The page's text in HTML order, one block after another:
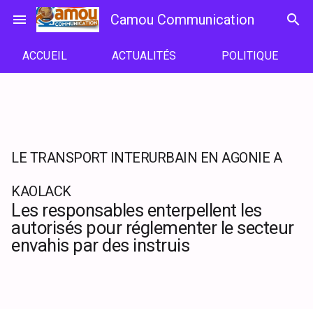
menu Camou Communication search
ACCUEIL ACTUALITÉS POLITIQUE
LE TRANSPORT INTERURBAIN EN AGONIE A
KAOLACK
Les responsables enterpellent les
autorisés pour réglementer le secteur
envahis par des instruis